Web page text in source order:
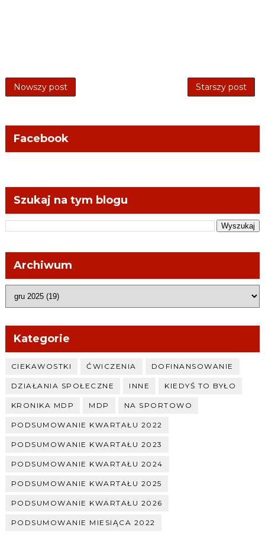
Nowszy post Starszy post
Facebook
Szukaj na tym blogu
Archiwum
Kategorie
CIEKAWOSTKI ĆWICZENIA DOFINANSOWANIE
DZIAŁANIA SPOŁECZNE INNE KIEDYŚ TO BYŁO
KRONIKA MDP MDP NA SPORTOWO
PODSUMOWANIE KWARTAŁU 2022
PODSUMOWANIE KWARTAŁU 2023
PODSUMOWANIE KWARTAŁU 2024
PODSUMOWANIE KWARTAŁU 2025
PODSUMOWANIE KWARTAŁU 2026
PODSUMOWANIE MIESIĄCA 2022